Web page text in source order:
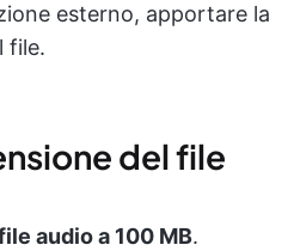
esterno, apportare la
file.
del file
audio a 100 MB.